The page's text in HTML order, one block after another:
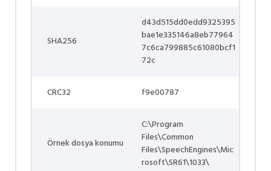
SHA256
d43d515dd0edd9325395
bae1e335146a8eb77964
7c6ca799885c61080bcf1
72c
CRC32 f9e00787
Örnek dosya konumu
C:\Program
Files\Common
Files\SpeechEngines\Mic
rosoft\SR61\1033\